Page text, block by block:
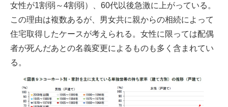
女性が1割弱～4割弱）、60代以後急激に上がっている。
この理由は複数あるが、男女共に親からの相続によって
住宅取得したケースが考えられる。女性に限っては配偶
者が死んだあとの名義変更によるものも多く含まれてい
る。